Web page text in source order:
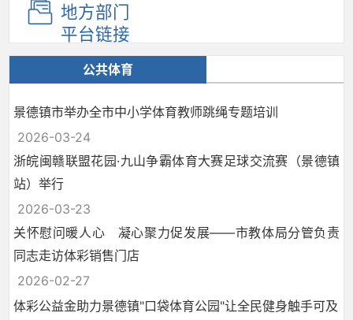
地方部门
平台链接
公共体育
景德镇市举办全市中小学体育教师跳绳专题培训
2026-03-24
浙皖闽赣联盟花园·九山争霸体育大赛足球交流赛（景德镇
站）举行
2026-03-23
关怀慰问暖人心 凝心聚力促发展——市教体局分管负责
同志走访体彩销售门店
2026-02-27
体彩公益金助力景德镇"口袋体育公园"让全民健身触手可及